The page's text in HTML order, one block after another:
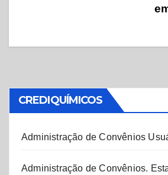
CREDIQUÍMICOS
Administração de Convênios
Administração de Convênios.